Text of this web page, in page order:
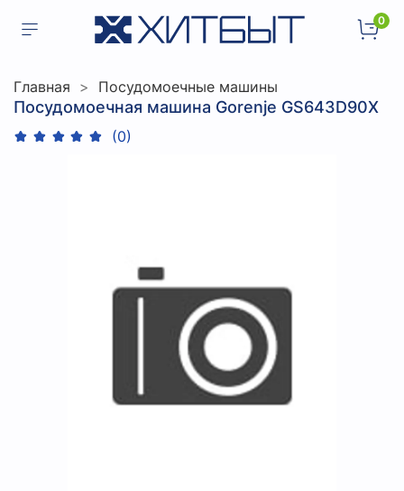
0
Главная Посудомоечные машины
Посудомоечная машина Gorenje GS643D90X
(0)